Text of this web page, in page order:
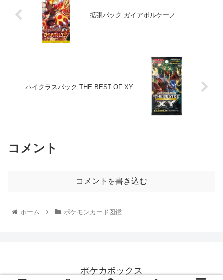
拡張パック ガイアボルケーノ
ハイクラスパック THE BEST OF XY
コメント
コメントを書き込む
ホーム ポケモンカード図鑑
ポケカボックス